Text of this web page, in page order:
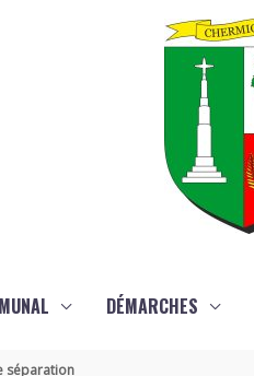
DÉMARCHES
séparation